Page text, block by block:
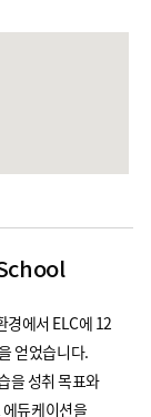
에서 ELC에 12
얻었습니다.
을 ​​성취 목표와
듀케이션을